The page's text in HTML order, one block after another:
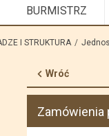
BURMISTRZ
I STRUKTURA
Wróć
Zamówienia